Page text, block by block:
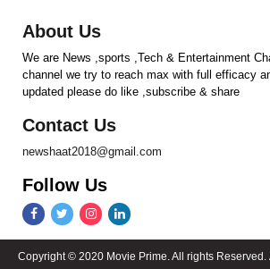
About Us
We are News ,sports ,Tech & Entertainment
channel we try to reach max with full efficacy
updated please do like ,subscribe & share
Contact Us
newshaat2018@gmail.com
Follow Us
Copyright © 2020 Movie Prime. All rights Reserved.